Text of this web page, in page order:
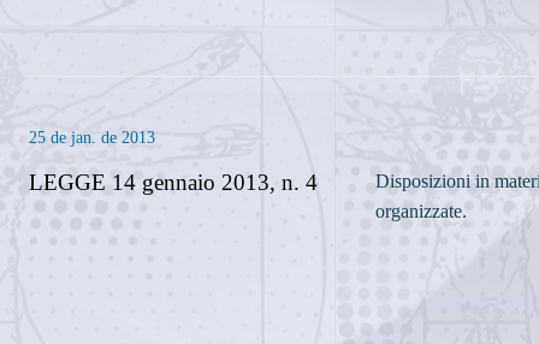
25 de jan. de 2013
LEGGE 14 gennaio 2013, n. 4
Disposizioni in
organizzate.